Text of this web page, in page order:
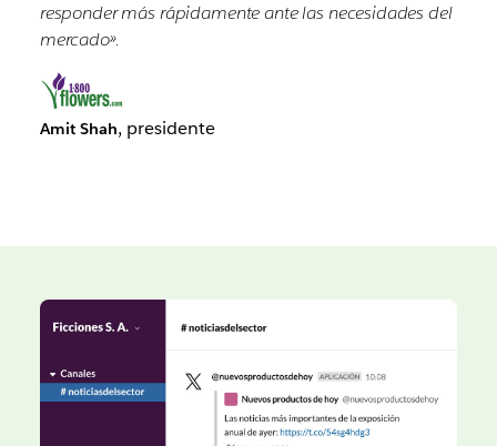
responder más rápidamente ante las necesidades del
mercado».
Amit Shah, presidente